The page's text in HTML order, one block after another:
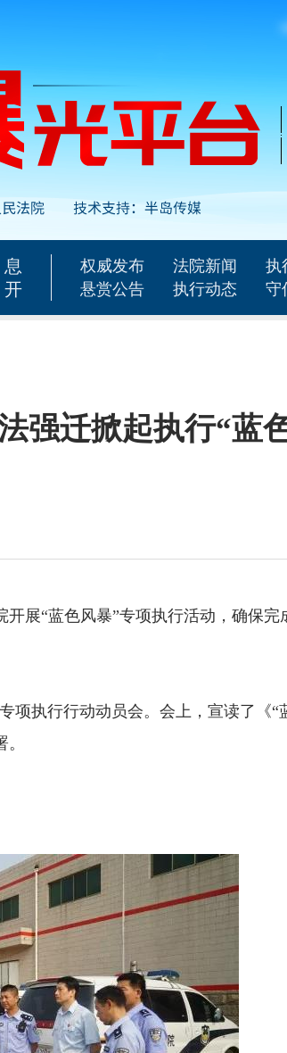
权威发布 法院新闻
执
悬赏公告
执行动态 守
强迁掀起执行“蓝
展“蓝色风暴”专项执行活动，确保完
执行行动动员会。会上，宣读了《“